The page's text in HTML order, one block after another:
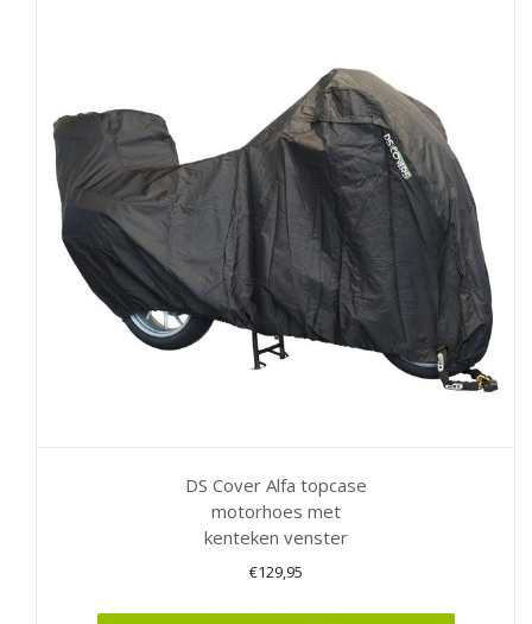
DS Cover Alfa topcase
motorhoes met
kenteken venster
€129,95